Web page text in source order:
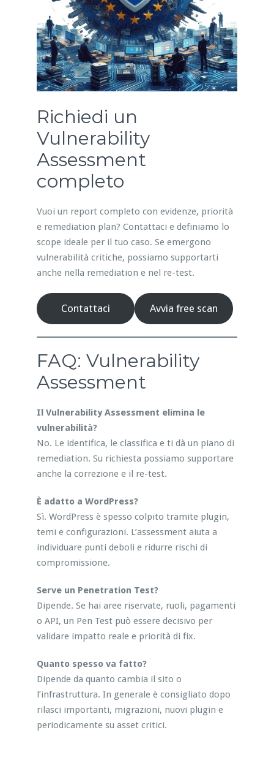
Richiedi un
Vulnerability
Assessment
completo
Vuoi un report completo con evidenze, priorità
e remediation plan? Contattaci e definiamo lo
scope ideale per il tuo caso. Se emergono
vulnerabilità critiche, possiamo supportarti
anche nella remediation e nel re-test.
Contattaci Avvia free scan
FAQ: Vulnerability
Assessment
Il Vulnerability Assessment elimina le
vulnerabilità?
No. Le identifica, le classifica e ti dà un piano di
remediation. Su richiesta possiamo supportare
anche la correzione e il re-test.
È adatto a WordPress?
Sì. WordPress è spesso colpito tramite plugin,
temi e configurazioni. L’assessment aiuta a
individuare punti deboli e ridurre rischi di
compromissione.
Serve un Penetration Test?
Dipende. Se hai aree riservate, ruoli, pagamenti
o API, un Pen Test può essere decisivo per
validare impatto reale e priorità di fix.
Quanto spesso va fatto?
Dipende da quanto cambia il sito o
l’infrastruttura. In generale è consigliato dopo
rilasci importanti, migrazioni, nuovi plugin e
periodicamente su asset critici.